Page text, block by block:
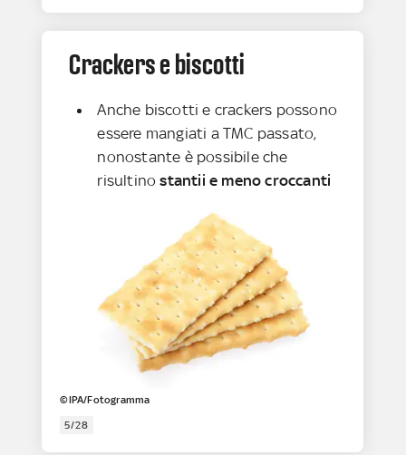
Crackers e biscotti
Anche biscotti e crackers possono
essere mangiati a TMC passato,
nonostante è possibile che
risultino stantii e meno croccanti
©IPA/Fotogramma
5/28